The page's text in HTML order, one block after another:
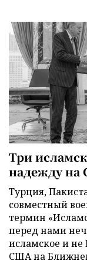
Три
надежду
Турция,
совместный
термин
перед нами
исламское и
США на